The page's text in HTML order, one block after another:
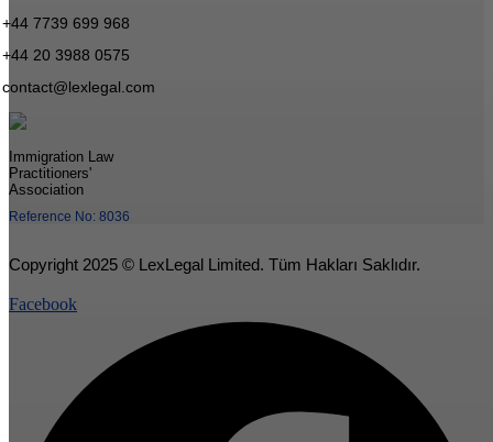
+44 7739 699 968
+44 20 3988 0575
contact@lexlegal.com
Immigration Law
Practitioners'
Association
Reference No: 8036
Copyright 2025 © LexLegal Limited. Tüm Hakları Saklıdır.
Facebook